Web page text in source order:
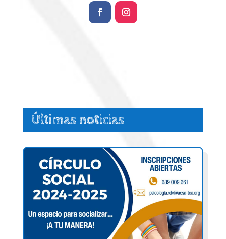
Últimas noticias